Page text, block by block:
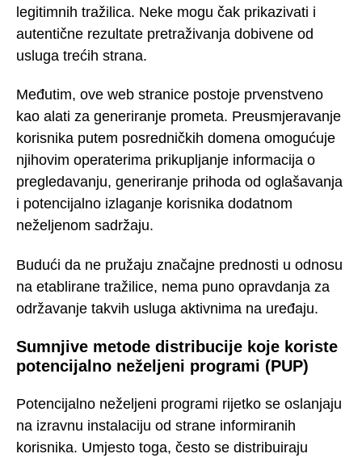
legitimnih tražilica. Neke mogu čak prikazivati i
autentične rezultate pretraživanja dobivene od
usluga trećih strana.
Međutim, ove web stranice postoje prvenstveno
kao alati za generiranje prometa. Preusmjeravanje
korisnika putem posredničkih domena omogućuje
njihovim operaterima prikupljanje informacija o
pregledavanju, generiranje prihoda od oglašavanja
i potencijalno izlaganje korisnika dodatnom
neželjenom sadržaju.
Budući da ne pružaju značajne prednosti u odnosu
na etablirane tražilice, nema puno opravdanja za
održavanje takvih usluga aktivnima na uređaju.
Sumnjive metode distribucije koje koriste
potencijalno neželjeni programi (PUP)
Potencijalno neželjeni programi rijetko se oslanjaju
na izravnu instalaciju od strane informiranih
korisnika. Umjesto toga, često se distribuiraju